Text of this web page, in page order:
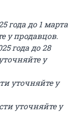
года до 1 марта
у продавцов.
года до 28
у
уточняйте у
уточняйте у